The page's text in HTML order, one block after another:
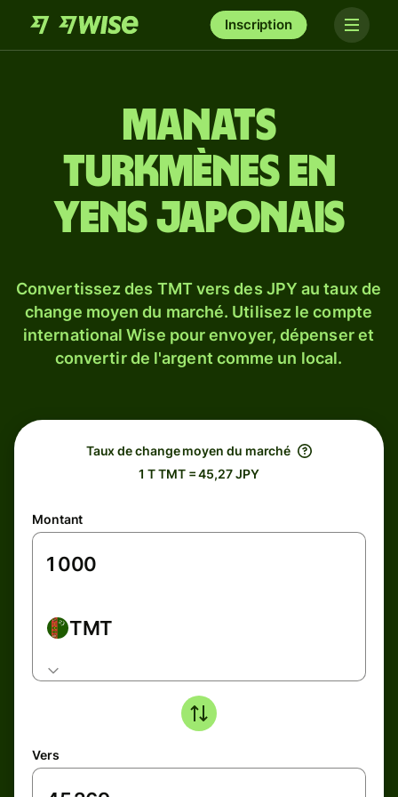
Inscription
Manats
turkmènes en
yens japonais
Convertissez des TMT vers des JPY au taux de
change moyen du marché. Utilisez le compte
international Wise pour envoyer, dépenser et
convertir de l'argent comme un local.
Taux de change moyen du marché
1 T TMT = 45,27 JPY
Montant
TMT
Vers